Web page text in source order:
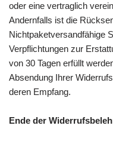
oder eine vertraglich
Andernfalls ist die
Nichtpaketversandfähige
Verpflichtungen zur
von 30 Tagen erfüllt
Absendung Ihrer
deren Empfang.
Ende der